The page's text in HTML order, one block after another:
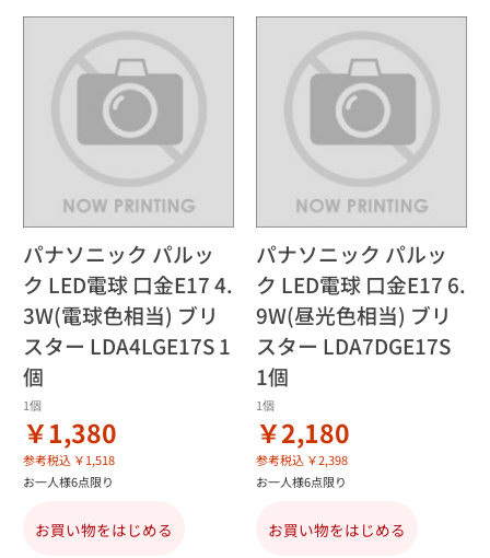
パナソニック パルッ
ク LED電球 口金E17 4.
3W(電球色相当) ブリ
スター LDA4LGE17S 1
個
1個
￥1,380
参考税込 ￥1,518
お一人様6点限り
お買い物をはじめる
パナソニック パルッ
ク LED電球 口金E17 6.
9W(昼光色相当) ブリ
スター LDA7DGE17S
1個
1個
￥2,180
参考税込 ￥2,398
お一人様6点限り
お買い物をはじめる